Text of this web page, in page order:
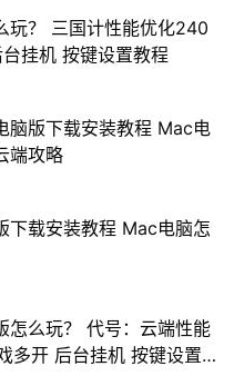
玩？ 三国计性能优化240
挂机 按键设置教程
脑版下载安装教程 Mac电
端攻略
下载安装教程 Mac电脑怎
怎么玩？ 代号：云端性能
多开 后台挂机 按键设置